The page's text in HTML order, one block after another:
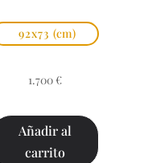
92x73 (cm)
1.700 €
Añadir al
carrito